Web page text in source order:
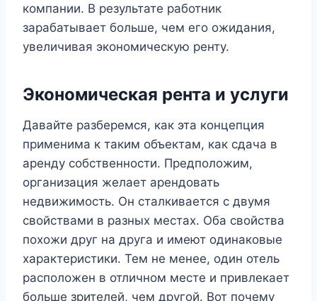
компании. В результате работник
зарабатывает больше, чем его ожидания,
увеличивая экономическую ренту.
Экономическая рента и услуги
Давайте разберемся, как эта концепция
применима к таким объектам, как сдача в
аренду собственности. Предположим,
организация желает арендовать
недвижимость. Он сталкивается с двумя
свойствами в разных местах. Оба свойства
похожи друг на друга и имеют одинаковые
характеристики. Тем не менее, один отель
расположен в отличном месте и привлекает
больше зрителей, чем другой. Вот почему